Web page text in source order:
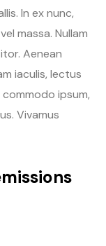
In ex nunc,
massa. Nullam
Aenean
iaculis, lectus
ipsum,
Vivamus